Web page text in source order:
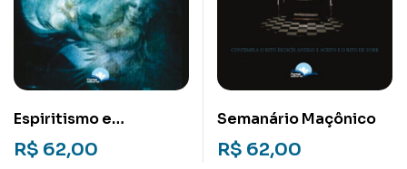
Espiritismo e
Maçonaria
R$ 62,00
Semanário Maçônico
R$ 62,00